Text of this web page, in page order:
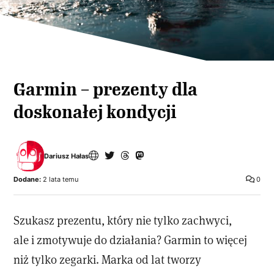
Garmin – prezenty dla
doskonałej kondycji
Dariusz Hałas
0
Dodane: 2 lata temu
Szukasz prezentu, który nie tylko zachwyci,
ale i zmotywuje do działania? Garmin to więcej
niż tylko zegarki. Marka od lat tworzy